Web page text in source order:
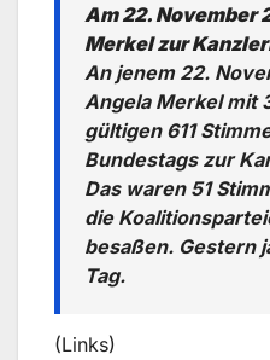
Am 22. November
Merkel zur
An jenem 22.
Angela Merkel mit
gültigen 611
Bundestags zur
Das waren 51
die
besaßen. Gestern
Tag.
(Links)